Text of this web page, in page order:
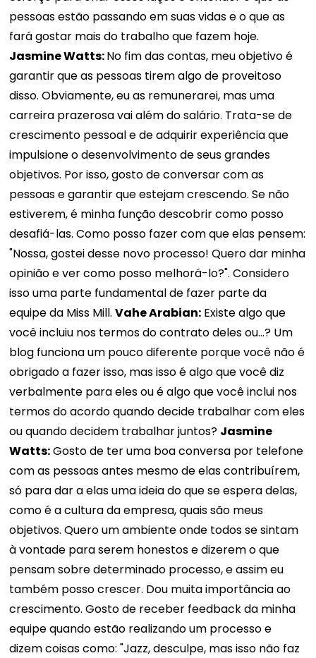
pessoas estão passando em suas vidas e o que as
fará gostar mais do trabalho que fazem hoje.
Jasmine Watts:No fim das contas, meu objetivo é
garantir que as pessoas tirem algo de proveitoso
disso. Obviamente, eu as remunerarei, mas uma
carreira prazerosa vai além do salário. Trata-se de
crescimento pessoal e de adquirir experiência que
impulsione o desenvolvimento de seus grandes
objetivos. Por isso, gosto de conversar com as
pessoas e garantir que estejam crescendo. Se não
estiverem, é minha função descobrir como posso
desafiá-las. Como posso fazer com que elas pensem:
"Nossa, gostei desse novo processo! Quero dar minha
opinião e ver como posso melhorá-lo?". Considero
isso uma parte fundamental de fazer parte da
equipe da Miss Mill.Vahe Arabian: Existe algo que
você incluiu nos termos do contrato deles ou...? Um
blog funciona um pouco diferente porque você não é
obrigado a fazer isso, mas isso é algo que você diz
verbalmente para eles ou é algo que você inclui nos
termos do acordo quando decide trabalhar com eles
ou quando decidem trabalhar juntos? Jasmine
Watts:Gosto de ter uma boa conversa por telefone
com as pessoas antes mesmo de elas contribuírem,
só para dar a elas uma ideia do que se espera delas,
como é a cultura da empresa, quais são meus
objetivos. Quero um ambiente onde todos se sintam
à vontade para serem honestos e dizerem o que
pensam sobre determinado processo, e assim eu
também posso crescer. Dou muita importância ao
crescimento. Gosto de receber feedback da minha
equipe quando estão realizando um processo e
dizem coisas como: "Jazz, desculpe, mas isso não faz